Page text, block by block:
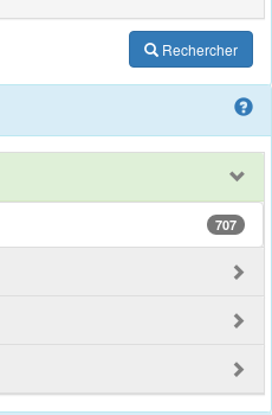
Rechercher
707